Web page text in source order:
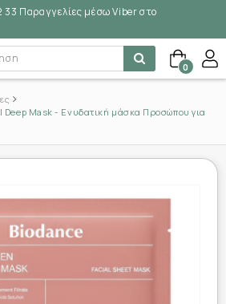
33 Παραγγελίες μέσω Viber στο
0
Mask - Ενυδατική μάσκα Προσώπου για